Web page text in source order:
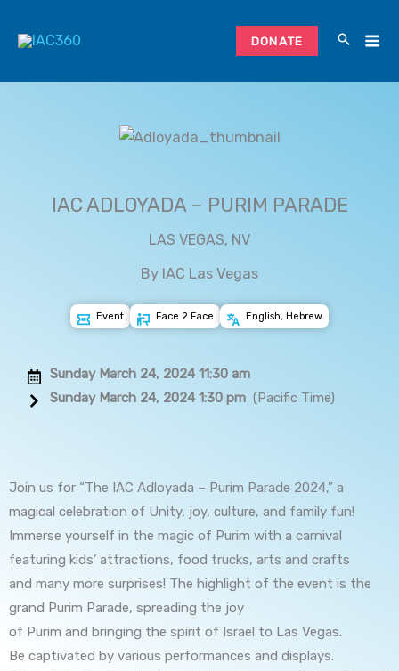
DONATE
IAC ADLOYADA – PURIM PARADE
LAS VEGAS, NV
By IAC Las Vegas
Event Face 2 Face English, Hebrew
Sunday March 24, 2024 11:30 am
Sunday March 24, 2024 1:30 pm (Pacific Time)
Join us for “The IAC Adloyada – Purim Parade 2024,” a
magical celebration of Unity, joy, culture, and family fun!
Immerse yourself in the magic of Purim with a carnival
featuring kids’ attractions, food trucks, arts and crafts
and many more surprises! The highlight of the event is the
grand Purim Parade, spreading the joy
of Purim and bringing the spirit of Israel to Las Vegas.
Be captivated by various performances and displays.